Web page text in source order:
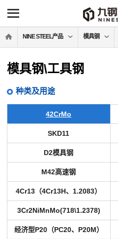
NINE STEEL产品 模具钢
模具钢\工具钢
种类及用途
42CrMo
SKD11
D2模具钢
M42高速钢
4Cr13（4Cr13H、1.2083）
3Cr2NiMnMo(718\1.2378)
经济型P20（PC20、P20M）